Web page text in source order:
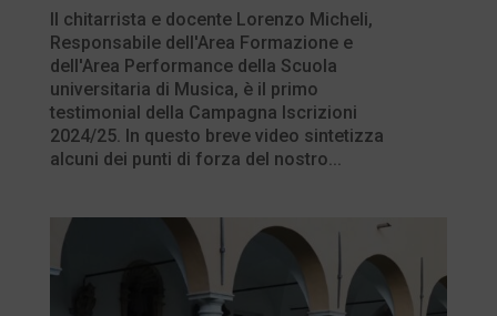
Il chitarrista e docente Lorenzo Micheli,
Responsabile dell'Area Formazione e
dell'Area Performance della Scuola
universitaria di Musica, è il primo
testimonial della Campagna Iscrizioni
2024/25. In questo breve video sintetizza
alcuni dei punti di forza del nostro...